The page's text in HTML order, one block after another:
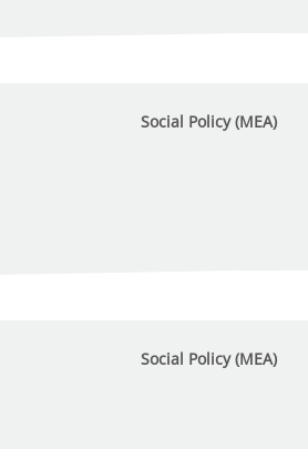
Social Policy (MEA)
Social Policy (MEA)